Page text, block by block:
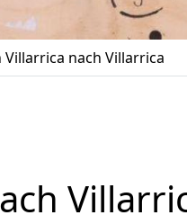
Villarrica nach Villarrica